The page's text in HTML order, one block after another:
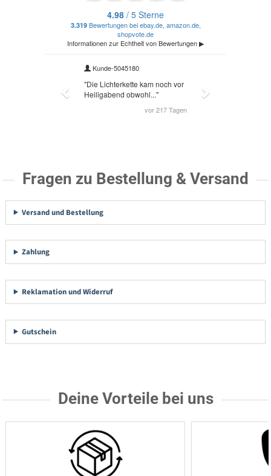
Fragen zu Bestellung & Versand
Versand und Bestellung
Zahlung
Reklamation und Widerruf
Gutschein
Deine Vorteile bei uns